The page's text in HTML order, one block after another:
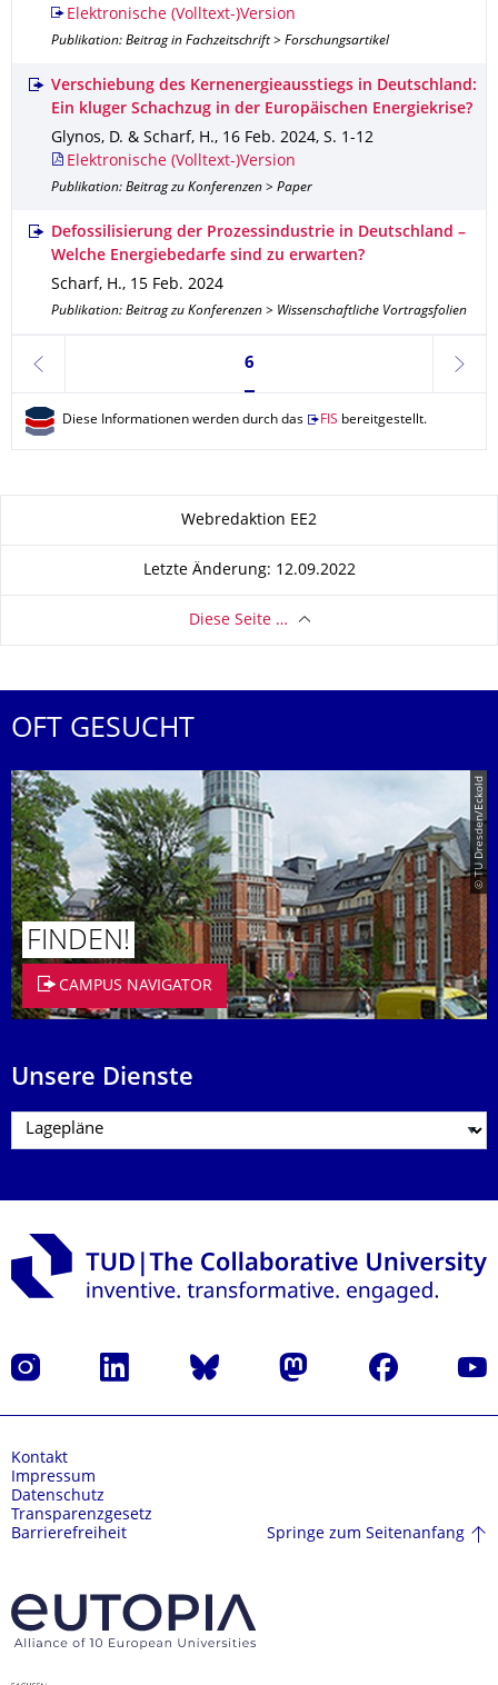
Elektronische (Volltext-)Version
Publikation: Beitrag in Fachzeitschrift > Forschungsartikel
Verschiebung des Kernenergieausstiegs in Deutschland:
Ein kluger Schachzug in der Europäischen Energiekrise?
Glynos, D. & Scharf, H., 16 Feb. 2024, S. 1-12
Elektronische (Volltext-)Version
Publikation: Beitrag zu Konferenzen > Paper
Defossilisierung der Prozessindustrie in Deutschland –
Welche Energiebedarfe sind zu erwarten?
Scharf, H., 15 Feb. 2024
Publikation: Beitrag zu Konferenzen > Wissenschaftliche Vortragsfolien
zurück
Seite 6, aktuell ausgewählt
6
weiter
Diese Informationen werden durch das FIS bereitgestellt.
Webredaktion EE2
Letzte Änderung: 12.09.2022
Diese Seite …
OFT GESUCHT
© TU Dresden/Eckold
FINDEN!
CAMPUS NAVIGATOR
Unsere Dienste
Instagram LinkedIn Bluesky Mastodon Facebook
Kontakt
Impressum
Datenschutz
Transparenzgesetz
Barrierefreiheit
Springe zum Seitenanfang